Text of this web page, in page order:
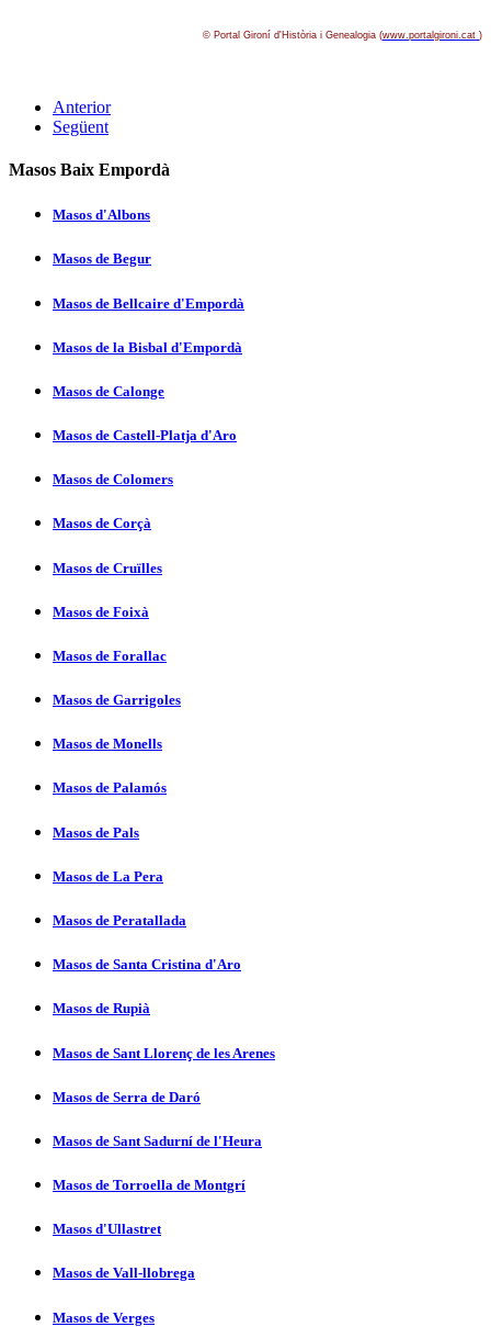
© Portal Gironí­ d'Història i Genealogia (www.portalgironi.cat )
Anterior
Següent
Masos Baix Empordà
Masos d'Albons
Masos de Begur
Masos de Bellcaire d'Empordà
Masos de la Bisbal d'Empordà
Masos de Calonge
Masos de Castell-Platja d'Aro
Masos de Colomers
Masos de Corçà
Masos de Cruïlles
Masos de Foixà
Masos de Forallac
Masos de Garrigoles
Masos de Monells
Masos de Palamós
Masos de Pals
Masos de La Pera
Masos de Peratallada
Masos de Santa Cristina d'Aro
Masos de Rupià
Masos de Sant Llorenç de les Arenes
Masos de Serra de Daró
Masos de Sant Sadurní­ de l'Heura
Masos de Torroella de Montgrí­
Masos d'Ullastret
Masos de Vall-llobrega
Masos de Verges